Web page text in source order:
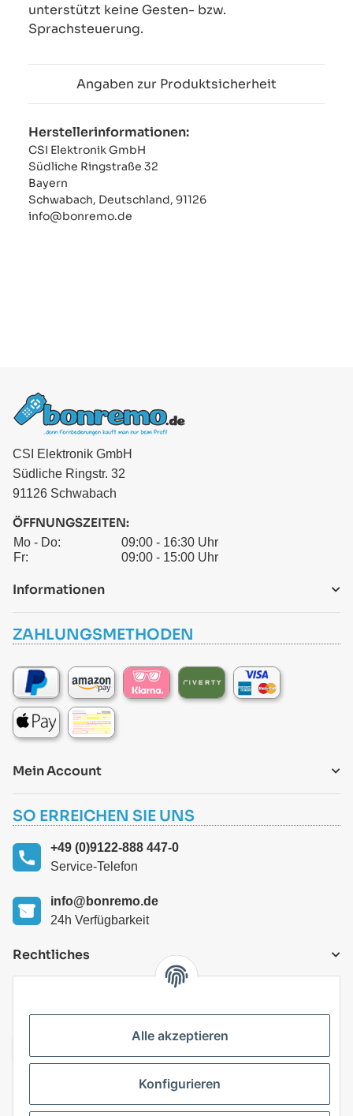
unterstützt keine Gesten- bzw.
Sprachsteuerung.
Angaben zur Produktsicherheit
Herstellerinformationen:
CSI Elektronik GmbH
Südliche Ringstraße 32
Bayern
Schwabach, Deutschland, 91126
info@bonremo.de
CSI Elektronik GmbH
Südliche Ringstr. 32
91126 Schwabach
ÖFFNUNGSZEITEN:
Mo - Do:
09:00 - 16:30 Uhr
Fr:
09:00 - 15:00 Uhr
Informationen
ZAHLUNGSMETHODEN
Mein Account
SO ERREICHEN SIE UNS
+49 (0)9122-888 447-0
Service-Telefon
info@bonremo.de
24h Verfügbarkeit
Rechtliches
Alle akzeptieren
Konfigurieren